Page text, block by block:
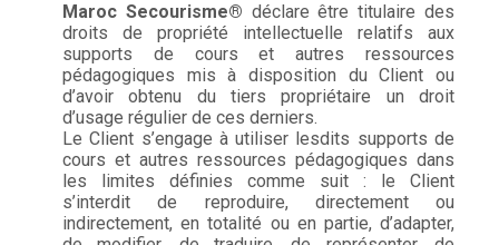
Maroc Secourisme® déclare être titulaire des
droits de propriété intellectuelle relatifs aux
supports de cours et autres ressources
pédagogiques mis à disposition du Client ou
d’avoir obtenu du tiers propriétaire un droit
d’usage régulier de ces derniers.
Le Client s’engage à utiliser lesdits supports de
cours et autres ressources pédagogiques dans
les limites définies comme suit : le Client
s’interdit de reproduire, directement ou
indirectement, en totalité ou en partie, d’adapter,